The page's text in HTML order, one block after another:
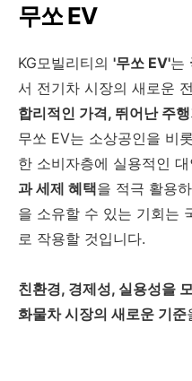
무쏘 EV
KG모빌리티의 '무쏘 EV'는
서 전기차 시장의 새로운
합리적인 가격, 뛰어난 주
무쏘 EV는 소상공인을 비
한 소비자층에 실용적인
과 세제 혜택을 적극 활용
을 소유할 수 있는 기회는
로 작용할 것입니다.
친환경, 경제성, 실용성을
화물차 시장의 새로운 기준